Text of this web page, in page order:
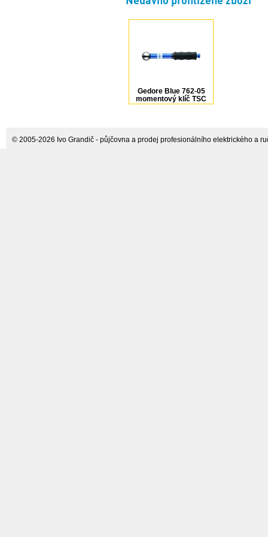
Gedore Blue 762-05
momentový klíč TSC
Slipper 1/4" 1196480
© 2005-2026 Ivo Grandič - půjčovna a prodej profesionálního elektrického a